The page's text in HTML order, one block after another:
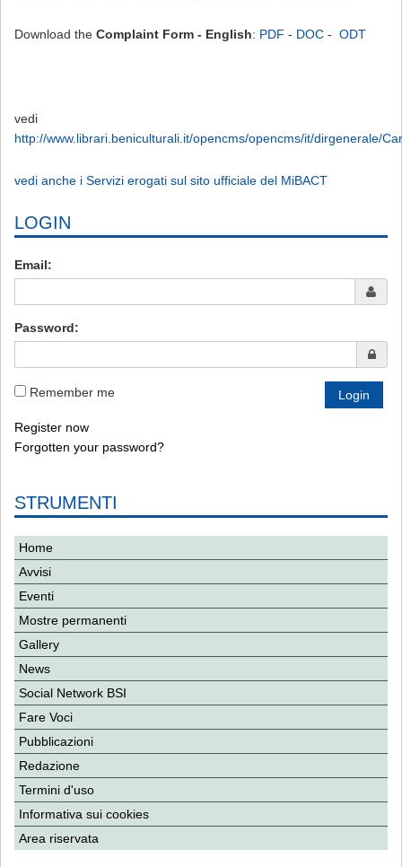
Download the Complaint Form - English: PDF - DOC - ODT
vedi
http://www.librari.beniculturali.it/opencms/opencms/it/dirgenerale/
vedi anche i Servizi erogati sul sito ufficiale del MiBACT
LOGIN
Email:
Password:
Remember me
Register now
Forgotten your password?
STRUMENTI
Home
Avvisi
Eventi
Mostre permanenti
Gallery
News
Social Network BSI
Fare Voci
Pubblicazioni
Redazione
Termini d'uso
Informativa sui cookies
Area riservata